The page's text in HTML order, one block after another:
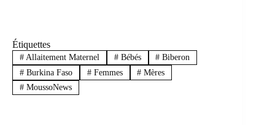
Étiquettes
#Allaitement Maternel #Bébés # Biberon
#Burkina Faso #Femmes # Mères
#MoussoNews